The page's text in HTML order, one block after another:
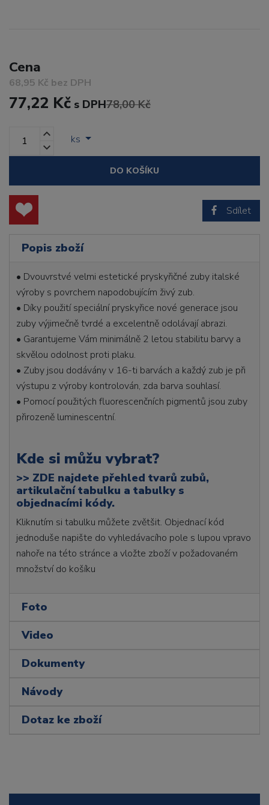
Cena
68,95 Kč bez DPH
77,22 Kč s DPH78,00 Kč
ks
DO KOŠÍKU
Sdílet
Popis zboží
• Dvouvrstvé velmi estetické pryskyřičné zuby italské
výroby s povrchem napodobujícím živý zub.
• Díky použití speciální pryskyřice nové generace jsou
zuby výjimečně tvrdé a excelentně odolávají abrazi.
• Garantujeme Vám minimálně 2 letou stabilitu barvy a
skvělou odolnost proti plaku.
• Zuby jsou dodávány v 16-ti barvách a každý zub je při
výstupu z výroby kontrolován, zda barva souhlasí.
• Pomocí použitých fluorescenčních pigmentů jsou zuby
přirozeně luminescentní.
Kde si můžu vybrat?
>> ZDE najdete přehled tvarů zubů,
artikulační tabulku a tabulky s
objednacími kódy.
Kliknutím si tabulku můžete zvětšit. Objednací kód
jednoduše napište do vyhledávacího pole s lupou vpravo
nahoře na této stránce a vložte zboží v požadovaném
množství do košíku
Foto
Video
Dokumenty
Návody
Dotaz ke zboží